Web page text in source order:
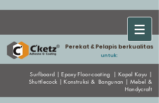
Perekat & Pelapis berkualitas
untuk:
Surfboard |EpoxyFloor-coating |Kapal Kayu |
Shuttlecock |Konstruksi & Bangunan | Mebel &
Handycraft